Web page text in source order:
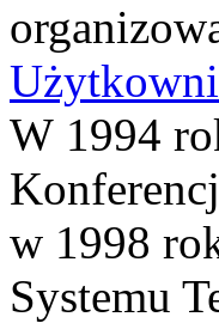
W 1994
w 1998
Systemu